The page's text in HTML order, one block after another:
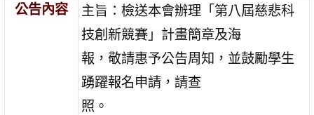
公告內容
主旨：檢送本會辦理「第八屆慈悲科
技創新競賽」計畫簡章及海
報，敬請惠予公告周知，並鼓勵學生
踴躍報名申請，請查
照。